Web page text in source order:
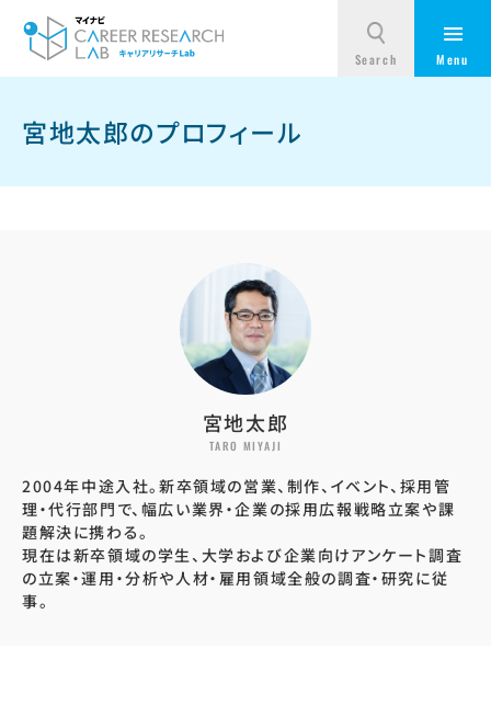
宮地太郎のプロフィール
宮地太郎
TARO MIYAJI
2004年中途入社。新卒領域の営業、制作、イベント、採用管
理・代行部門で、幅広い業界・企業の採用広報戦略立案や課
題解決に携わる。
現在は新卒領域の学生、大学および企業向けアンケート調査
の立案・運用・分析や人材・雇用領域全般の調査・研究に従
事。